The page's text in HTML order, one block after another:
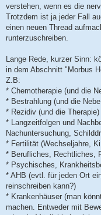
verstehen, wenn es die
Trotzdem ist ja jeder Fall
einen neuen Thread
runterzuschreiben.
Lange Rede, kurzer Sinn:
in dem Abschnitt "Morbus
Z.B:
* Chemotherapie (und die
* Bestrahlung (und die
* Rezidiv (und die Therapie)
* Langzeitfolgen und
Nachuntersuchung,
* Fertilität (Wechseljahre,
* Berufliches, Rechtliches,
* Psychisches,
* AHB (evtl. für jeden Ort
reinschreiben kann?)
* Krankenhäuser (man
machen. Entweder mit